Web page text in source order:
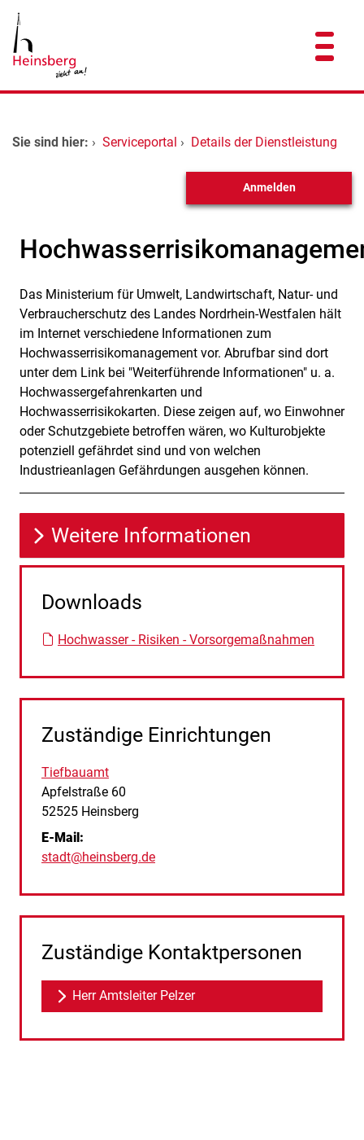
Zum Hauptinhalt springen
Zum Header
Zum Hauptinhalt
Zum Footer
Dienstleistungen A-Z
Sie sind hier: › Serviceportal › Details der Dienstleistung
Anmelden
Kurzbeschreibung
Das Ministerium für Umwelt, Landwirtschaft, Natur- und
Verbraucherschutz des Landes Nordrhein-Westfalen hält
im Internet verschiedene Informationen zum
Hochwasserrisikomanagement vor. Abrufbar sind dort
unter dem Link bei "Weiterführende Informationen" u. a.
Hochwassergefahrenkarten und
Hochwasserrisikokarten. Diese zeigen auf, wo Einwohner
oder Schutzgebiete betroffen wären, wo Kulturobjekte
potenziell gefährdet sind und von welchen
Industrieanlagen Gefährdungen ausgehen können.
Weitere Informationen
Downloads
Hochwasser - Risiken - Vorsorgemaßnahmen
Zuständige Einrichtungen
Tiefbauamt
Straße:
Apfelstraße Hausnummer:
60
PLZ:
52525 Ort:
Heinsberg
E-Mail:
stadt@heinsberg.de
Zuständige Kontaktpersonen
Herr Amtsleiter Pelzer